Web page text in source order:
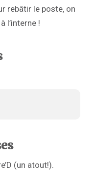
rebâtir le poste, on
l’interne !
(un atout!).